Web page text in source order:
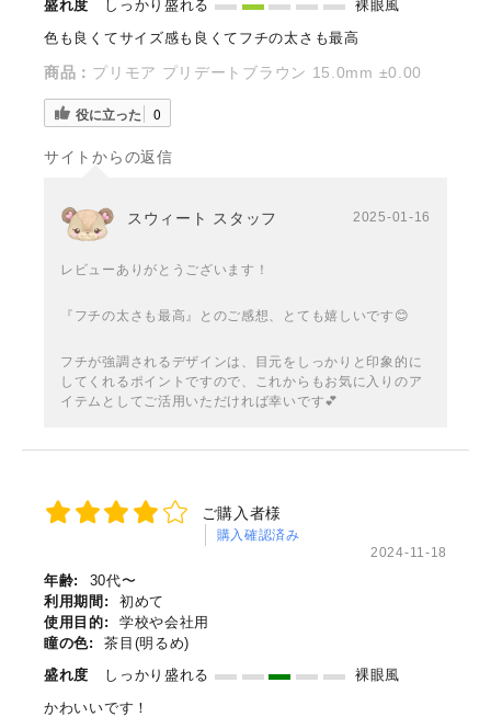
盛れ度 しっかり盛れる
裸眼風
色も良くてサイズ感も良くてフチの太さも最高
商品： プリモア プリデートブラウン 15.0mm ±0.00
役に立った 0
サイトからの返信
スウィート スタッフ 2025-01-16
レビューありがとうございます！
『フチの太さも最高』とのご感想、とても嬉しいです😊
フチが強調されるデザインは、目元をしっかりと印象的に
してくれるポイントですので、これからもお気に入りのア
イテムとしてご活用いただければ幸いです💕
ご購入者様
購入確認済み
2024-11-18
年齢:
30代〜
利用期間:
初めて
使用目的:
学校や会社用
瞳の色:
茶目(明るめ)
盛れ度
しっかり盛れる
裸眼風
かわいいです！